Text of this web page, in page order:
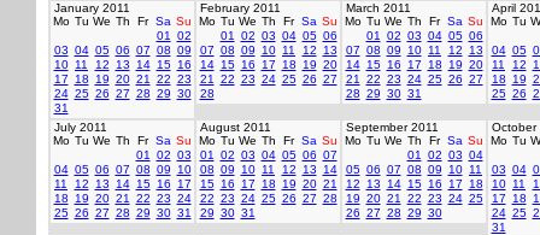
January 2011
Mo Tu We Th Fr Sa Su
01
02
03 04 05 06 07 08 09
10 11 12 13 14 15 16
17
18 19 20 21 22 23
24 25 26 27 28 29 30
31
February 2011
Mo Tu We Th Fr Sa Su
01
02 03 04 05 06
07 08 09 10 11 12
13
14 15 16 17 18 19 20
21
22 23 24 25 26 27
28
March 2011
Mo Tu We Th Fr Sa Su
01
02 03 04 05 06
07 08 09 10 11 12
13
14 15 16 17 18 19 20
21
22 23 24 25 26 27
28 29 30 31
April
Mo Tu
04 05
11
12
18
19
25 26
July 2011
Mo Tu We Th Fr Sa Su
01
02 03
04 05 06 07 08 09
10
11
12 13 14 15 16
17
18
19 20 21 22 23 24
25 26 27 28 29 30 31
August 2011
Mo Tu We Th Fr Sa Su
01
02 03 04 05 06 07
08 09 10 11 12 13
14
15 16 17 18 19 20 21
22 23 24 25 26 27 28
29 30 31
September 2011
Mo Tu We Th Fr Sa Su
01
02 03 04
05 06 07 08 09 10 11
12
13 14 15 16 17
18
19 20 21 22 23 24 25
26 27 28 29 30
October
Mo Tu
03 04
10 11
17
18
24 25
31